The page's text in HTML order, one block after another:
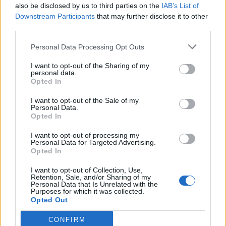
also be disclosed by us to third parties on the IAB’s List of
Downstream Participants that may further disclose it to other
Personal Data Processing Opt Outs
I want to opt-out of the Sharing of my
personal data.
Opted In
I want to opt-out of the Sale of my
Personal Data.
Opted In
I want to opt-out of processing my
Personal Data for Targeted Advertising.
Opted In
I want to opt-out of Collection, Use,
Retention, Sale, and/or Sharing of my
Personal Data that Is Unrelated with the
Purposes for which it was collected.
Opted Out
CONFIRM
In evidenza